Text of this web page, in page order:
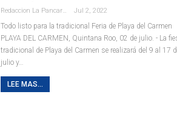
Jul 2, 2022
Todo listo para la tradicional Feria de Playa del Carmen
PLAYA DEL CARMEN, Quintana Roo, 02 de julio. - La
tradicional de Playa del Carmen se realizará del 9 al 17
julio y…
LEE MAS...